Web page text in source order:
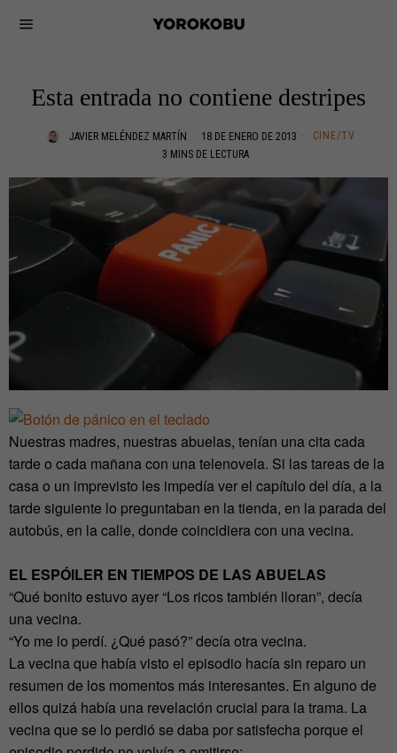
Esta entrada no contiene destripes
JAVIER MELÉNDEZ MARTÍN 18 DE ENERO DE 2013
CINE/TV
3 MINS DE LECTURA
Nuestras madres, nuestras abuelas, tenían una cita cada
tarde o cada mañana con una telenovela. Si las tareas de la
casa o un imprevisto les impedía ver el capítulo del día, a la
tarde siguiente lo preguntaban en la tienda, en la parada del
autobús, en la calle, donde coincidiera con una vecina.
EL ESPÓILER EN TIEMPOS DE LAS ABUELAS
“Qué bonito estuvo ayer “Los ricos también lloran”, decía
una vecina.
“Yo me lo perdí. ¿Qué pasó?” decía otra vecina.
La vecina que había visto el episodio hacía sin reparo un
resumen de los momentos más interesantes. En alguno de
ellos quizá había una revelación crucial para la trama. La
vecina que se lo perdió se daba por satisfecha porque el